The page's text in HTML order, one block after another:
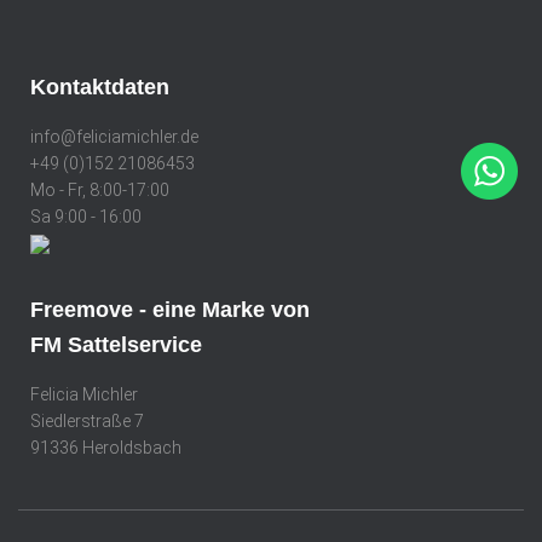
Kontaktdaten
info@feliciamichler.de
+49 (0)152 21086453
Mo - Fr, 8:00-17:00
Sa 9:00 - 16:00
Freemove - eine Marke von
FM Sattelservice
Felicia Michler
Siedlerstraße 7
91336 Heroldsbach